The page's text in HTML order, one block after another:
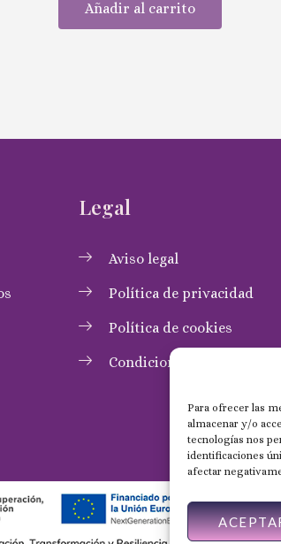
Para ofrecer las
almacenar y/o
tecnologías nos
identificaciones
afectar
Añadir al carrito
Legal
Aviso legal
Política de privacidad
Política de cookies
Condiciones de compra